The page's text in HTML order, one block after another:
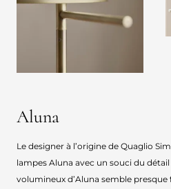
Aluna
Le designer à l’origine de Quaglio
lampes Aluna avec un souci du
volumineux d’Aluna semble presque